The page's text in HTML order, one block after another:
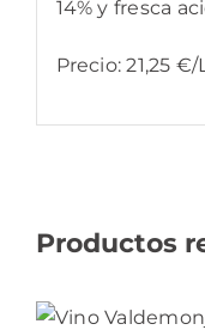
14% y fresca
Precio: 21,25 €/
Productos
AÑADIR AL